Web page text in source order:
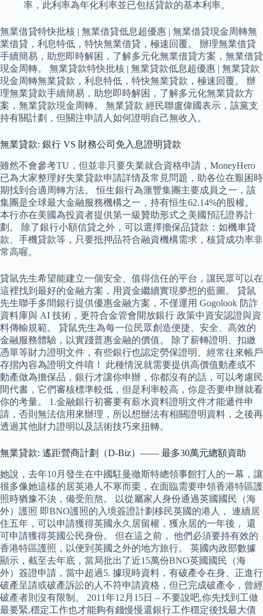
率，此利率為年化利率並已包括貸款的基本利率。
無業借貸特快批核 | 無業借貸低息超優惠 | 無業借貸現金周轉無
業借貸，利息特低，特快無業借貸，極速回覆。 辦理無業借貸
手續簡易，助您即時解困，了解多元化無業借貸方案，無業借貸
現金周轉。 無業貸款特快批核 | 無業貸款低息超優惠 | 無業貸款
現金周轉無業貸款，利息特低，特快無業貸款，極速回覆。 辦
理無業貸款手續簡易，助您即時解困，了解多元化無業貸款方
案，無業貸款現金周轉。 無業貸款 經民聯盧偉國表示，該黨支
持有關計劃，但關注申請人如何證明自己無收入。
無業貸款: 銀行 VS 財務公司免入息證明貸款
雖然不會參考TU，但並非只要失業就合資格申請，MoneyHero
已為大家整理好失業貸款申請詳情及常見問題，助各位在艱困時
期找到合適周轉方法。 恒生銀行為滙豐集團主要成員之一，該
集團是全球最大金融服務機構之一，持有恒生62.14%的股權。
本行亦在美國為投資者提供第一級贊助形式之美國預託證券計
劃。 除了銀行小額信貸之外，可以選擇擔保品貸款：如機車貸
款、手機貸款等，只要抵押品符合融資機構需求，核貸成功率非
常高喔。
貸鼠先生希望能建立一個安全、值得信任的平台，讓民眾可以在
這裡找到最好的金融方案，用資金繼續實現夢想的藍圖。 貸鼠
先生聯手多間銀行提供優惠金融方案，不僅運用 Gogolook 防詐
資料庫與 AI 技術，更符合金管會開放銀行 政策中資安認證與資
料傳輸規範。 貸鼠先生為每一位民眾創造便捷、安全、高效的
金融服務體驗，以實踐普惠金融的價值。 除了薪轉證明、扣繳
憑單等財力證明文件，有些銀行也認定勞保證明、經常往來帳戶
存摺內容為證明文件唷！ 此種情況就需要提供高價值動產或不
動產做為擔保品，銀行才讓你申辦，你都沒有的話，可以考慮民
間代書，它們審核標準較低，但是利率較高，你是否要申辦就看
你的考量。 1.金融銀行初審要有薪水資料證明文件才能遞件申
請，否則無法信用來辦理，所以想辦法有相關證明資料，之後再
透過其他財力證明以及話術技巧來扭轉。
無業貸款: 遙距營商計劃（D-Biz）—— 最多30萬元總額資助
她說，去年10月發生在中國駐曼徹斯特總領事館打人的一幕，讓
很多像她這樣的居英港人不寒而栗，在面臨需要申領香港特區護
照時猶豫不決，備受煎熬。 以從屬家人身份通過英國國民（海
外）護照 即BNO護照的入境簽證計劃移民英國的港人， 連續居
住五年，可以申請獲得英國永久居留權，獲永居的一年後， 還
可申請獲得英國公民身份。 但在這之前， 他們必須要持有效的
香港特區護照，以便到英國之外的地方旅行。 英國內政部數據
顯示，截至去年底，當局批出了近15萬份BNO英國國民（海
外）簽證申請，當中超過5. 據現時資料，有破產令在身、正進行
破產呈請或破產訴訟的人不符申請資格，但已完成破產令，曾經
破產者則沒有限制。 2011年12月15日 – 不要說吧,你先找到工做
最要緊,穩定工作也才能夠有錢慢慢還銀行工作穩定後找最大債